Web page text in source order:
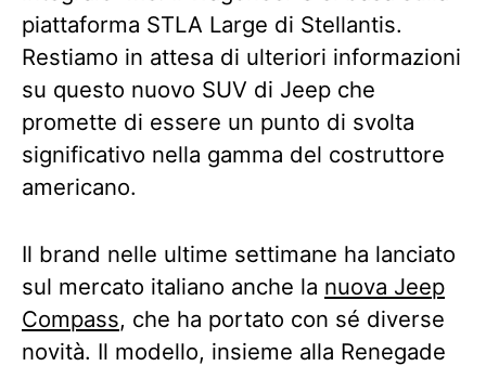
piattaforma STLA Large di Stellantis.
Restiamo in attesa di ulteriori informazioni
su questo nuovo SUV di Jeep che
promette di essere un punto di svolta
significativo nella gamma del costruttore
americano.
Il brand nelle ultime settimane ha lanciato
sul mercato italiano anche la nuova Jeep
Compass, che ha portato con sé diverse
novità. Il modello, insieme alla Renegade